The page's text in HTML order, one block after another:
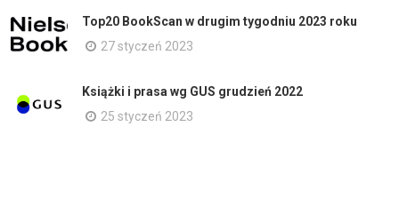
Top20 BookScan w drugim tygodniu 2023 roku
27 styczeń 2023
Książki i prasa wg GUS grudzień 2022
25 styczeń 2023